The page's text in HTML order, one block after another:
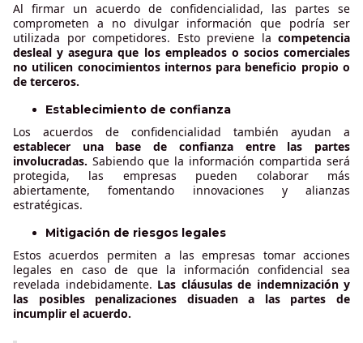
Al firmar un acuerdo de confidencialidad, las partes se
comprometen a no divulgar información que podría ser
utilizada por competidores. Esto previene la competencia
desleal y asegura que los empleados o socios comerciales
no utilicen conocimientos internos para beneficio propio o
de terceros.
Establecimiento de confianza
Los acuerdos de confidencialidad también ayudan a
establecer una base de confianza entre las partes
involucradas. Sabiendo que la información compartida será
protegida, las empresas pueden colaborar más
abiertamente, fomentando innovaciones y alianzas
estratégicas.
Mitigación de riesgos legales
Estos acuerdos permiten a las empresas tomar acciones
legales en caso de que la información confidencial sea
revelada indebidamente. Las cláusulas de indemnización y
las posibles penalizaciones disuaden a las partes de
incumplir el acuerdo.